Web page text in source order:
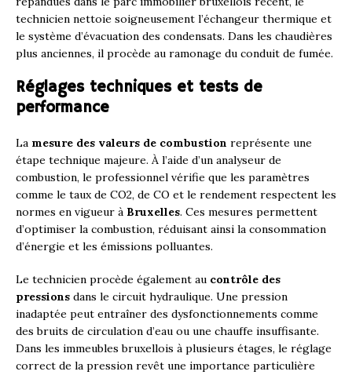
technicien nettoie soigneusement l’échangeur thermique et
le système d’évacuation des condensats. Dans les chaudières
plus anciennes, il procède au ramonage du conduit de fumée.
Réglages techniques et tests de
performance
La mesure des valeurs de combustion représente une
étape technique majeure. À l’aide d’un analyseur de
combustion, le professionnel vérifie que les paramètres
comme le taux de CO2, de CO et le rendement respectent les
normes en vigueur à Bruxelles. Ces mesures permettent
d’optimiser la combustion, réduisant ainsi la consommation
d’énergie et les émissions polluantes.
Le technicien procède également au contrôle des
pressions dans le circuit hydraulique. Une pression
inadaptée peut entraîner des dysfonctionnements comme
des bruits de circulation d’eau ou une chauffe insuffisante.
Dans les immeubles bruxellois à plusieurs étages, le réglage
correct de la pression revêt une importance particulière